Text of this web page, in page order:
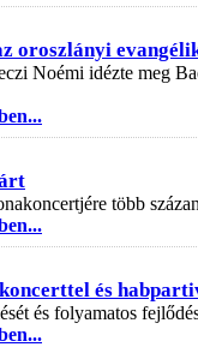
oroszlányi
Noémi idézte meg
több
és
és folyamatos